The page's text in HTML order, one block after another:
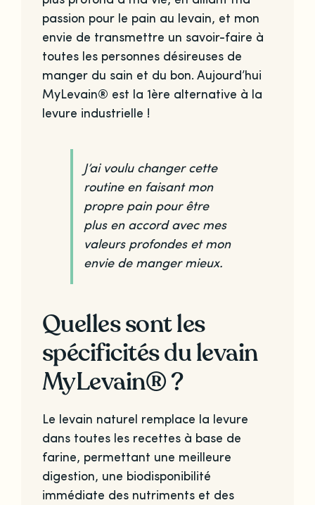
passion pour le pain au levain, et mon
envie de transmettre un savoir-faire à
toutes les personnes désireuses de
manger du sain et du bon. Aujourd’hui
MyLevain® est la 1ère alternative à la
levure industrielle !
J’ai voulu changer cette
routine en faisant mon
propre pain pour être
plus en accord avec mes
valeurs profondes et mon
envie de manger mieux.
Quelles sont les
spécificités du levain
MyLevain® ?
Le levain naturel remplace la levure
dans toutes les recettes à base de
farine, permettant une meilleure
digestion, une biodisponibilité
immédiate des nutriments et des